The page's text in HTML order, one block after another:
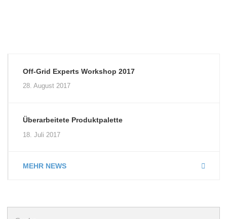
Off-Grid Experts Workshop 2017
28. August 2017
Überarbeitete Produktpalette
18. Juli 2017
MEHR NEWS